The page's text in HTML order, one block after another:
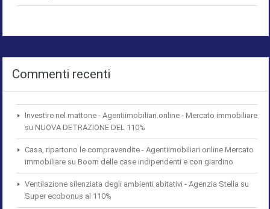
Commenti recenti
Investire nel mattone - Agentiimobiliari.online - Mercato immobiliare
su NUOVA DETRAZIONE DEL 110%
Casa, ripartono le compravendite - Agentiimobiliari.online Mercato
immobiliare su Boom delle case indipendenti e con giardino
Ventilazione silenziata degli ambienti abitativi - Agenzia Stella su
Super ecobonus al 110%